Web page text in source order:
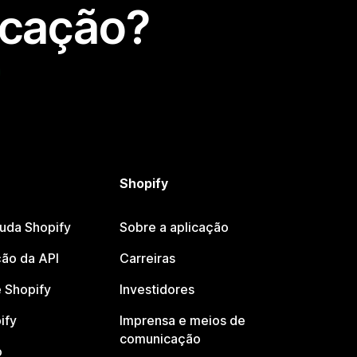
Shopify
da API
Shopify
Shopify
Sobre a aplicação
Carreiras
Investidores
Imprensa e meios de
comunicação